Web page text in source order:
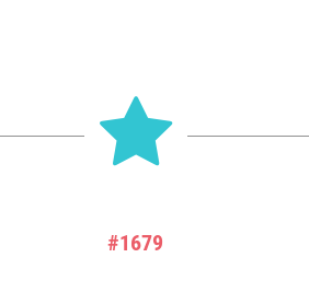
#1679